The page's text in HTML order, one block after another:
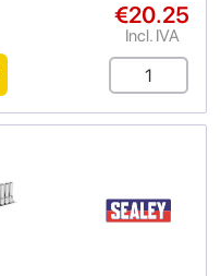
€20.25
Incl. IVA